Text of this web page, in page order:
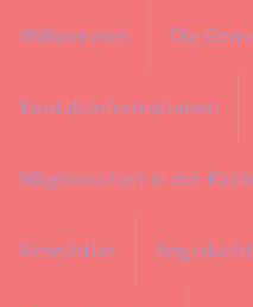
Menü
Willkommen Die
Kontaktinformationen
Mitgliedschaft in der
Newsletter Angedacht